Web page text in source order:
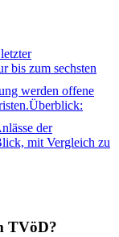
bis zum sechsten
werden offene
Überblick:
der
mit Vergleich zu
TVöD?